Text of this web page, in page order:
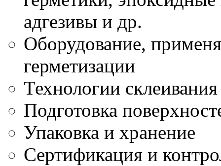
адгезивы и др.
Оборудование,
герметизации
Технологии
Подготовка
Упаковка и хранение
Сертификация и